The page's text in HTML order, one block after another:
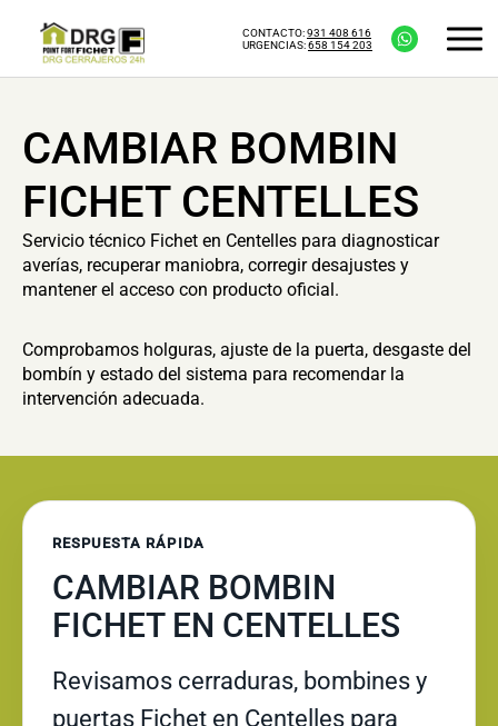
CONTACTO:931 408 616
URGENCIAS:658 154 203
CAMBIAR BOMBIN
FICHET CENTELLES
Servicio técnico Fichet en Centelles para diagnosticar
averías, recuperar maniobra, corregir desajustes y
mantener el acceso con producto oficial.
Comprobamos holguras, ajuste de la puerta, desgaste del
bombín y estado del sistema para recomendar la
intervención adecuada.
RESPUESTA RÁPIDA
CAMBIAR BOMBIN
FICHET EN CENTELLES
Revisamos cerraduras, bombines y
puertas Fichet en Centelles para